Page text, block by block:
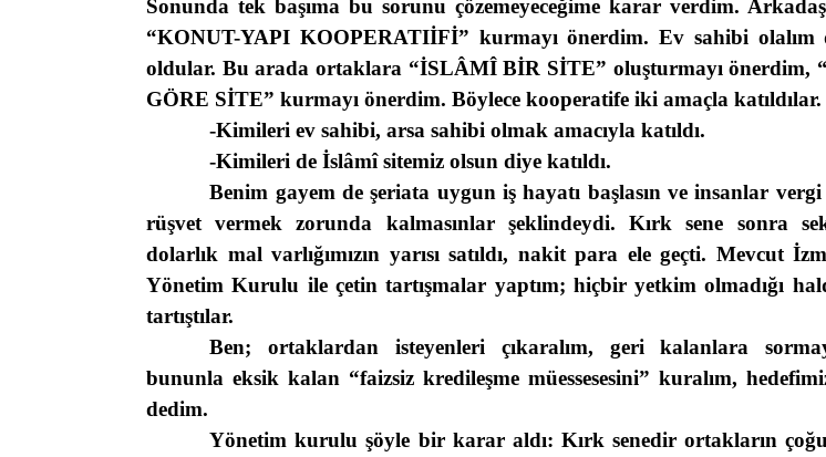
Sonunda tek başıma bu sorunu çözemeyeceğime karar verdim.
“KONUT-YAPI KOOPERATIİFİ” kurmayı önerdim. Ev sahibi olalım
oldular. Bu arada ortaklara “İSLÂMÎ BİR SİTE” oluşturmayı önerdim, “
GÖRE SİTE” kurmayı önerdim. Böylece kooperatife iki amaçla katıldılar.
-Kimileri ev sahibi, arsa sahibi olmak amacıyla katıldı.
-Kimileri de İslâmî sitemiz olsun diye katıldı.
Benim gayem de şeriata uygun iş hayatı başlasın ve insanlar
rüşvet vermek zorunda kalmasınlar şeklindeydi. Kırk sene sonra
dolarlık mal varlığımızın yarısı satıldı, nakit para ele geçti. Mevcut
Yönetim Kurulu ile çetin tartışmalar yaptım; hiçbir yetkim olmadığı
tartıştılar.
Ben; ortaklardan isteyenleri çıkaralım, geri kalanlara
bununla eksik kalan “faizsiz kredileşme müessesesini” kuralım,
dedim.
Yönetim kurulu şöyle bir karar aldı: Kırk senedir ortakların